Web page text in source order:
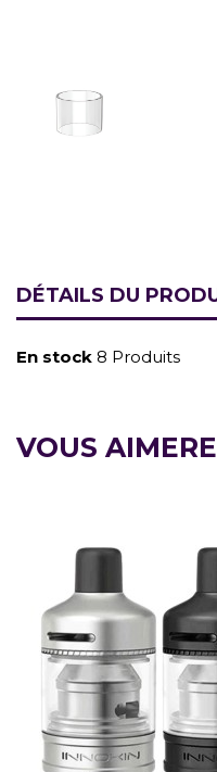
DÉTAILS DU
En stock 8 Produits
VOUS